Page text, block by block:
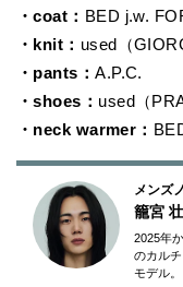
・coat： BED j.w.
・knit： used（
・pants：A.P.C.
・shoes： used（
・neck warmer：
メンズ
籠宮
2025年
のカル
モデル。